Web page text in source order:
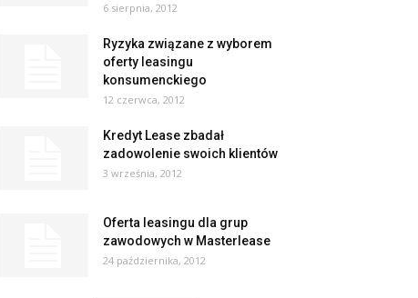
6 sierpnia, 2012
Ryzyka związane z wyborem
oferty leasingu
konsumenckiego
12 czerwca, 2012
Kredyt Lease zbadał
zadowolenie swoich klientów
3 września, 2012
Oferta leasingu dla grup
zawodowych w Masterlease
24 października, 2012